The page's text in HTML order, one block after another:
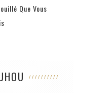
Que Vous